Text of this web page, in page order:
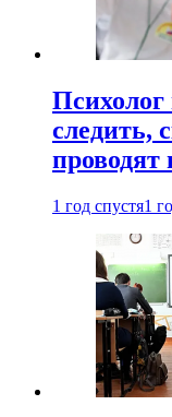
Психолог
следить,
проводят
1 год спустя1